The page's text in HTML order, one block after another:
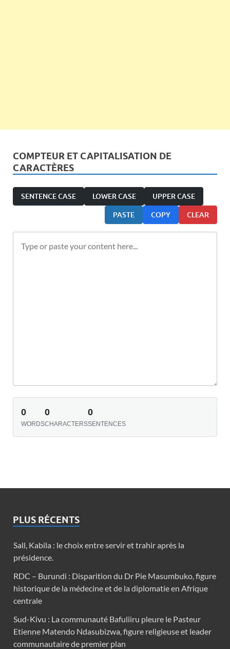
COMPTEUR ET CAPITALISATION DE
CARACTÈRES
SENTENCE CASE LOWER CASE UPPER CASE
PASTE COPY CLEAR
0
WORDS
0
CHARACTERS
0
SENTENCES
PLUS RÉCENTS
Sall, Kabila : le choix entre servir et trahir après la
présidence.
RDC – Burundi : Disparition du Dr Pie Masumbuko, figure
historique de la médecine et de la diplomatie en Afrique
centrale
Sud-Kivu : La communauté Bafuliiru pleure le Pasteur
Etienne Matendo Ndasubizwa, figure religieuse et leader
communautaire de premier plan